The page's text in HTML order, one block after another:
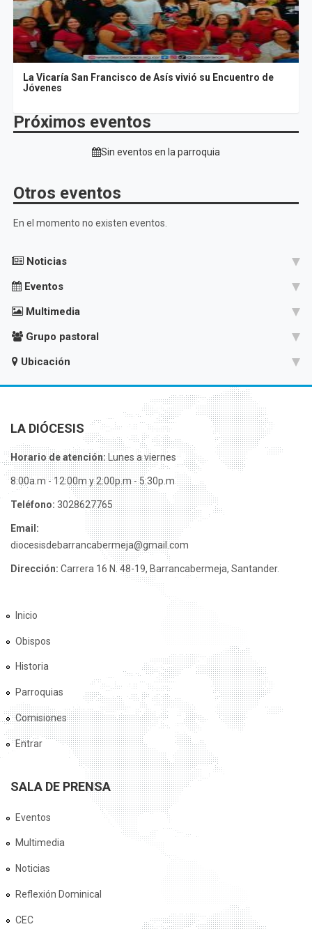
La Vicaría San Francisco de Asís vivió su Encuentro de
Jóvenes
Próximos eventos
Sin eventos en la parroquia
Otros eventos
En el momento no existen eventos.
Noticias
Eventos
Multimedia
Grupo pastoral
Ubicación
LA DIÓCESIS
Horario de atención:Lunes a viernes
8:00a.m - 12:00m y 2:00p.m - 5:30p.m
Teléfono: 3028627765
Email:
diocesisdebarrancabermeja@gmail.com
Dirección: Carrera 16 N. 48-19, Barrancabermeja, Santander.
Inicio
Obispos
Historia
Parroquias
Comisiones
Entrar
SALA DE PRENSA
Eventos
Multimedia
Noticias
Reflexión Dominical
CEC